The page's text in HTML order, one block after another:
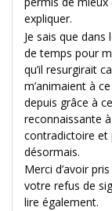
expliquer.
Je sais que dans
de temps pour
qu’il resurgirait
m’animaient à
depuis grâce à
reconnaissante à
contradictoire et
désormais.
Merci d’avoir
votre refus de
lire également.